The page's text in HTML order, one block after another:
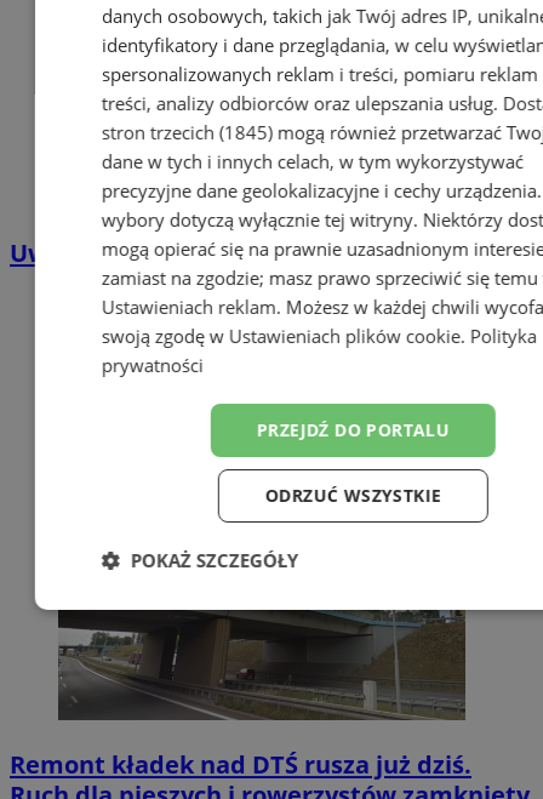
Uwaga kierowcy! Remont nawierzchni DTŚ
Remont kładek nad DTŚ rusza już dziś.
danych osobowych, takich jak Twój adres IP,
identyfikatory i dane przeglądania, w celu
spersonalizowanych reklam i treści, pomiaru reklam
treści, analizy odbiorców oraz ulepszania usług.
stron trzecich (1845)mogą również przetwarzać
dane w tych i innych celach, w tym wykorzystywać
precyzyjne dane geolokalizacyjne i cechy
wybory dotyczą wyłącznie tej witryny. Niektórzy
mogą opierać się na prawnie uzasadnionym
zamiast na zgodzie; masz prawo sprzeciwić się temu
Ustawieniach reklam. Możesz w każdej chwili
swoją zgodę w Ustawieniach plików cookie. Polityka
prywatności
PRZEJDŹ DO PORTALU
ODRZUĆ WSZYSTKIE
POKAŻ SZCZEGÓŁY
Niezbędne Wydajność
Funkcjonalność